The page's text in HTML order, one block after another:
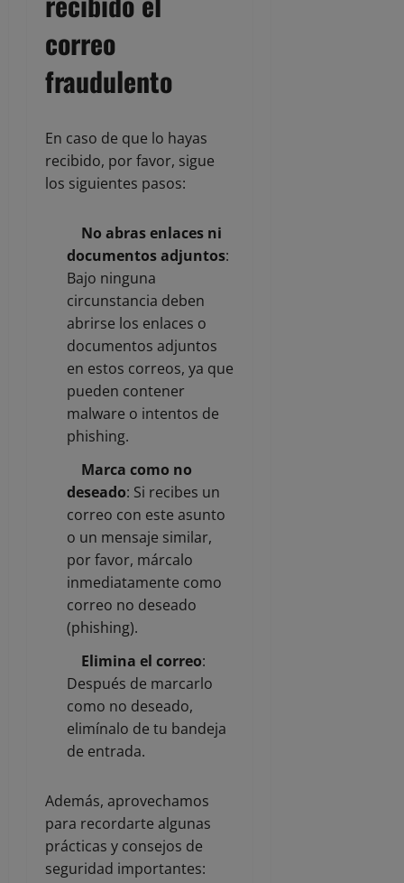
correo
fraudulento
En caso de que lo hayas
recibido, por favor, sigue
los siguientes pasos:
No abras enlaces ni
documentos adjuntos:
Bajo ninguna
circunstancia deben
abrirse los enlaces o
documentos adjuntos
en estos correos, ya que
pueden contener
malware o intentos de
phishing.
Marca como no
deseado: Si recibes un
correo con este asunto
o un mensaje similar,
por favor, márcalo
inmediatamente como
correo no deseado
(phishing).
Elimina el correo:
Después de marcarlo
como no deseado,
elimínalo de tu bandeja
de entrada.
Además, aprovechamos
para recordarte algunas
prácticas y consejos de
seguridad importantes: